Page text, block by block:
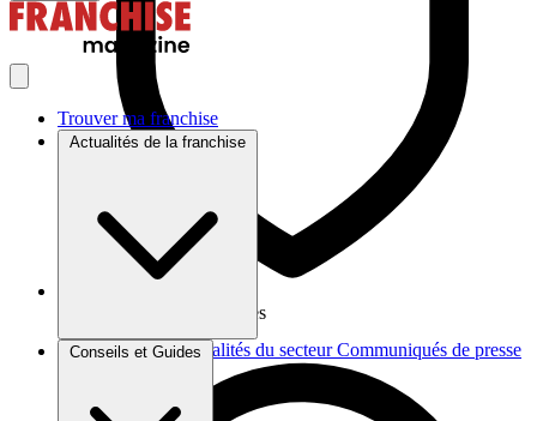
Trouver ma franchise
Actualités de la franchise
Brèves et actus Actualités du secteur Communiqués de presse
Conseils et Guides
Vos données sont protégées